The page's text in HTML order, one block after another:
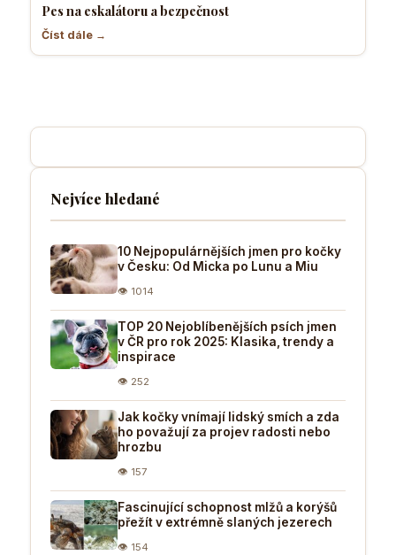
Pes na eskalátoru a bezpečnost
Číst dále →
Nejvíce hledané
10 Nejpopulárnějších jmen pro kočky
v Česku: Od Micka po Lunu a Miu
👁 1014
TOP 20 Nejoblíbenějších psích jmen
v ČR pro rok 2025: Klasika, trendy a
inspirace
👁 252
Jak kočky vnímají lidský smích a zda
ho považují za projev radosti nebo
hrozbu
👁 157
Fascinující schopnost mlžů a korýšů
přežít v extrémně slaných jezerech
👁 154